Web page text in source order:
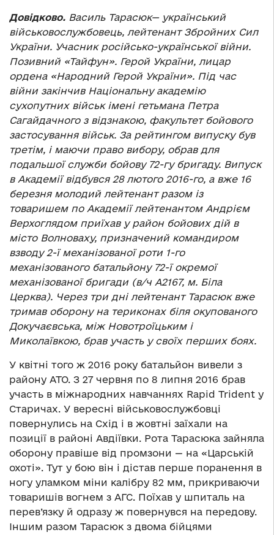
Довідково. Василь Тарасюк— український
військовослужбовець, лейтенант Збройних Сил
України. Учасник російсько-української війни.
Позивний «Тайфун». Герой України, лицар
ордена «Народний Герой України». Під час
війни закінчив Національну академію
сухопутних військ імені гетьмана Петра
Сагайдачного з відзнакою, факультет бойового
застосування військ. За рейтингом випуску був
третім, і маючи право вибору, обрав для
подальшої служби бойову 72-гу бригаду. Випуск
в Академії відбувся 28 лютого 2016-го, а вже 16
березня молодий лейтенант разом із
товаришем по Академії лейтенантом Андрієм
Верхоглядом приїхав у район бойових дій в
місто Волноваху, призначений командиром
взводу 2-ї механізованої роти 1-го
механізованого батальйону 72-ї окремої
механізованої бригади (в/ч А2167, м. Біла
Церква). Через три дні лейтенант Тарасюк вже
тримав оборону на териконах біля окупованого
Докучаєвська, між Новотроїцьким і
Миколаївкою, брав участь у своїх перших боях.
У квітні того ж 2016 року батальйон вивели з
району АТО. З 27 червня по 8 липня 2016 брав
участь в міжнародних навчаннях Rapid Trident у
Старичах. У вересні військовослужбовці
повернулись на Схід і в жовтні заїхали на
позиції в районі Авдіївки. Рота Тарасюка зайняла
оборону правіше від промзони — на «Царській
охоті». Тут у бою він і дістав перше поранення в
ногу уламком міни калібру 82 мм, прикриваючи
товаришів вогнем з АГС. Поїхав у шпиталь на
перев’язку й одразу ж повернувся на передову.
Іншим разом Тарасюк з двома бійцями